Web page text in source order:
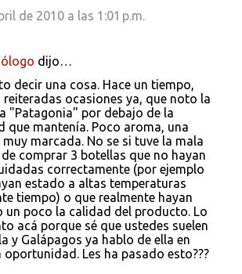
de 2010 a las 1:01 p.m.
dijo…
decir una cosa. Hace un tiempo,
reiteradas ocasiones ya, que noto la
"Patagonia" por debajo de la
que mantenía. Poco aroma, una
muy marcada. No se si tuve la mala
comprar 3 botellas que no hayan
correctamente (por ejemplo
estado a altas temperaturas
tiempo) o que realmente hayan
un poco la calidad del producto. Lo
acá porque sé que ustedes suelen
y Galápagos ya hablo de ella en
oportunidad. Les ha pasado esto???